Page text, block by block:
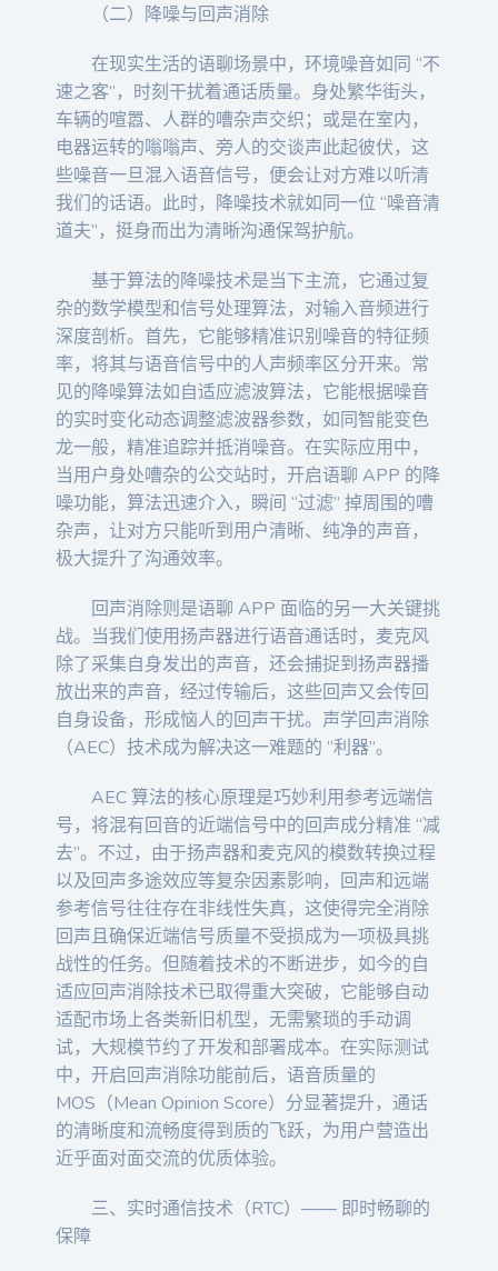
（二）降噪与回声消除
在现实生活的语聊场景中，环境噪音如同 “不
速之客”，时刻干扰着通话质量。身处繁华街头，
车辆的喧嚣、人群的嘈杂声交织；或是在室内，
电器运转的嗡嗡声、旁人的交谈声此起彼伏，这
些噪音一旦混入语音信号，便会让对方难以听清
我们的话语。此时，降噪技术就如同一位 “噪音清
道夫”，挺身而出为清晰沟通保驾护航。
基于算法的降噪技术是当下主流，它通过复
杂的数学模型和信号处理算法，对输入音频进行
深度剖析。首先，它能够精准识别噪音的特征频
率，将其与语音信号中的人声频率区分开来。常
见的降噪算法如自适应滤波算法，它能根据噪音
的实时变化动态调整滤波器参数，如同智能变色
龙一般，精准追踪并抵消噪音。在实际应用中，
当用户身处嘈杂的公交站时，开启语聊 APP 的降
噪功能，算法迅速介入，瞬间 “过滤” 掉周围的嘈
杂声，让对方只能听到用户清晰、纯净的声音，
极大提升了沟通效率。
回声消除则是语聊 APP 面临的另一大关键挑
战。当我们使用扬声器进行语音通话时，麦克风
除了采集自身发出的声音，还会捕捉到扬声器播
放出来的声音，经过传输后，这些回声又会传回
自身设备，形成恼人的回声干扰。声学回声消除
（AEC）技术成为解决这一难题的 “利器”。
AEC 算法的核心原理是巧妙利用参考远端信
号，将混有回音的近端信号中的回声成分精准 “减
去”。不过，由于扬声器和麦克风的模数转换过程
以及回声多途效应等复杂因素影响，回声和远端
参考信号往往存在非线性失真，这使得完全消除
回声且确保近端信号质量不受损成为一项极具挑
战性的任务。但随着技术的不断进步，如今的自
适应回声消除技术已取得重大突破，它能够自动
适配市场上各类新旧机型，无需繁琐的手动调
试，大规模节约了开发和部署成本。在实际测试
中，开启回声消除功能前后，语音质量的
MOS（Mean Opinion Score）分显著提升，通话
的清晰度和流畅度得到质的飞跃，为用户营造出
近乎面对面交流的优质体验。
三、实时通信技术（RTC）—— 即时畅聊的
保障